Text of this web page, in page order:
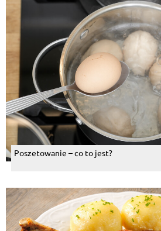
Poszetowanie – co to jest?